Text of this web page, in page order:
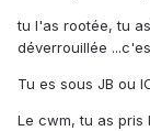
tu l'as rootée, tu
déverrouillée
Tu es sous JB ou
Le cwm, tu as pris